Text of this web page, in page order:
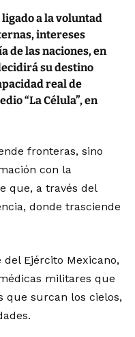
a la voluntad
intereses
de las naciones, en
su destino
real de
“La Célula”, en
fronteras, sino
con la
que, a través del
donde trasciende
Ejército Mexicano,
militares que
que surcan los cielos,